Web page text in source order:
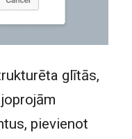
glītās,
pievienot